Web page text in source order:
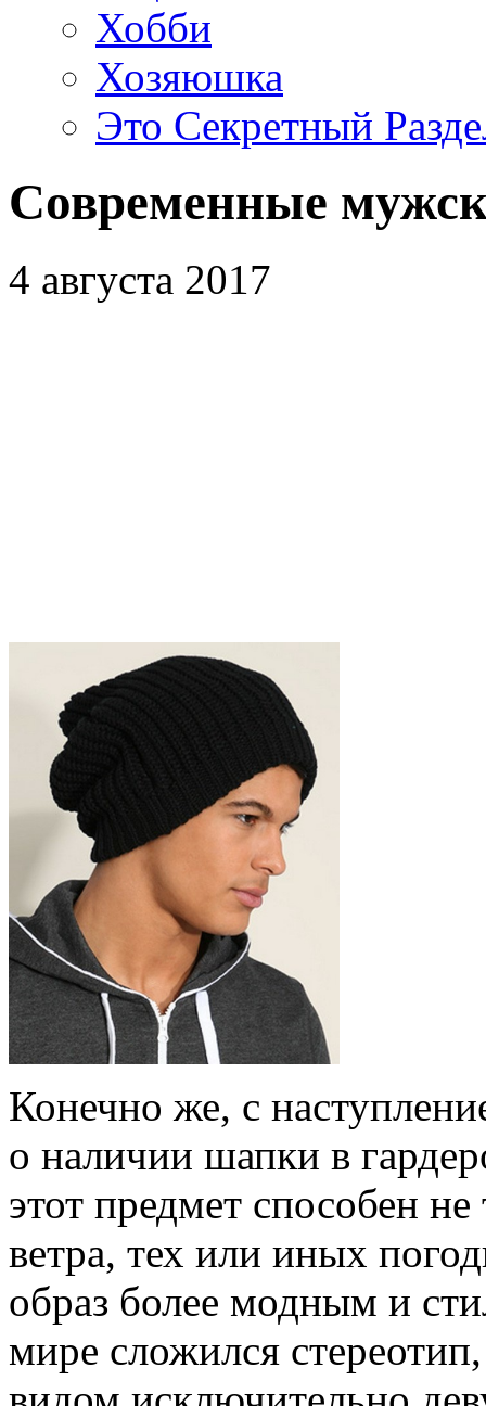
Хобби
Хозяюшка
Это Секретный
Современные
4 августа 2017
Конечно же, с
о наличии шапки в
этот предмет способен
ветра, тех или иных
образ более модным и
мире сложился